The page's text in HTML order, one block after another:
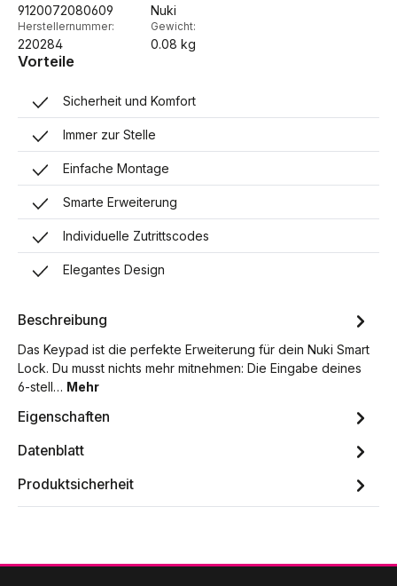
9120072080609 Nuki
Herstellernummer:
220284
Gewicht:
0.08 kg
Vorteile
Sicherheit und Komfort
Immer zur Stelle
Einfache Montage
Smarte Erweiterung
Individuelle Zutrittscodes
Elegantes Design
Beschreibung
Das Keypad ist die perfekte Erweiterung für dein Nuki Smart
Lock. Du musst nichts mehr mitnehmen: Die Eingabe deines
6-stell… Mehr
Eigenschaften
Datenblatt
Produktsicherheit